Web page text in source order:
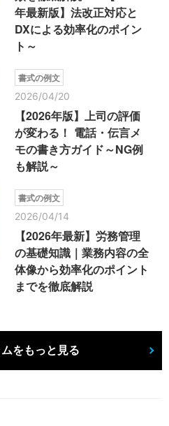
年最新版】法改正対応と
DXによる効率化のポイン
ト～
書式の例文
2026/04/20
【2026年版】上司の評価
が変わる！ 電話・伝言メ
モの書き方ガイド～NG例
も解説～
書式の例文
2026/04/14
【2026年最新】労務管理
の基礎知識｜業務内容の全
体像から効率化のポイント
までを徹底解説
をもっと見る